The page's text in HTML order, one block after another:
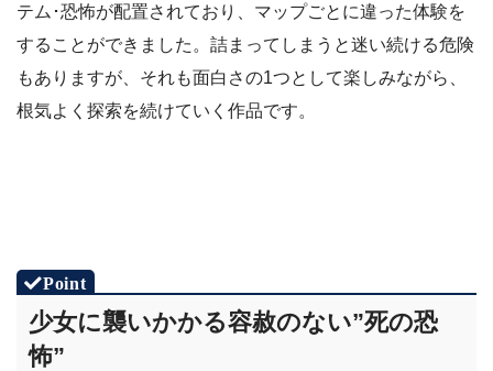
テム･恐怖が配置されており、マップごとに違った体験を
することができました。詰まってしまうと迷い続ける危険
もありますが、それも面白さの1つとして楽しみながら、
根気よく探索を続けていく作品です。
少女に襲いかかる容赦のない”死の恐
怖”